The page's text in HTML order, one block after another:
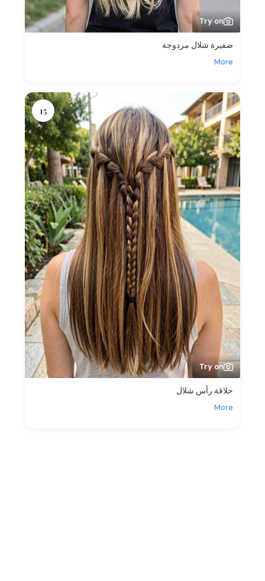
Try on
ضفيرة شلال مزدوجة
More
15
Try on
حلاقة رأس شلال
More